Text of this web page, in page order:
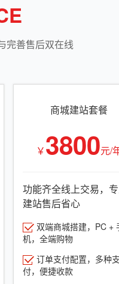
完善售后双在线
商城建站套餐
￥3800元/
功能齐全线上交易，
建站售后省心
双端商城搭建，PC +
机，全端购物
订单支付配置，多种支
付，便捷收款